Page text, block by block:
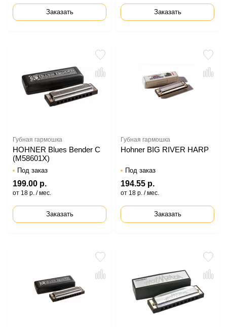
Заказать Заказать
Губная гармошка
HOHNER Blues Bender C
(M58601X)
Под заказ
199.00 р.
от 18 р. / мес.
Заказать
Губная гармошка
Hohner BIG RIVER HARP
Под заказ
194.55 р.
от 18 р. / мес.
Заказать